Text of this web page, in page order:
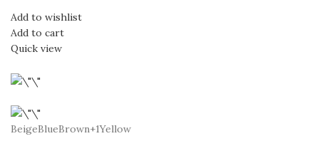
Add to wishlist
Add to cart
Quick view
BeigeBlueBrown+1Yellow